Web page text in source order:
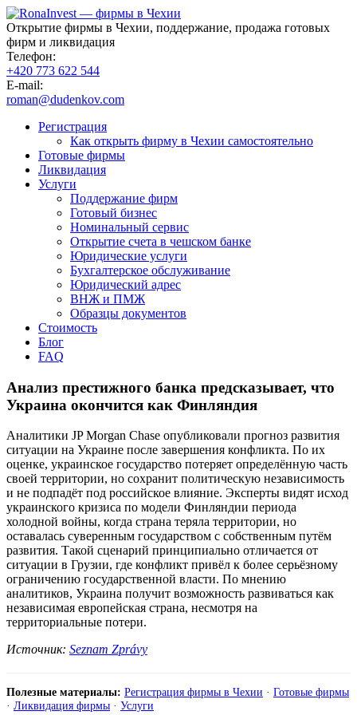
Открытие фирмы в Чехии, поддержание, продажа готовых
фирм и ликвидация
Телефон:
+420 773 622 544
E-mail:
roman@dudenkov.com
Регистрация
Как открыть фирму в Чехии самостоятельно
Готовые фирмы
Ликвидация
Услуги
Поддержание фирм
Готовый бизнес
Номинальный сервис
Открытие счета в чешском банке
Юридические услуги
Бухгалтерское обслуживание
Юридический адрес
ВНЖ и ПМЖ
Образцы документов
Стоимость
Блог
FAQ
Анализ престижного банка предсказывает, что
Украина окончится как Финляндия
Аналитики JP Morgan Chase опубликовали прогноз развития
ситуации на Украине после завершения конфликта. По их
оценке, украинское государство потеряет определённую часть
своей территории, но сохранит политическую независимость
и не подпадёт под российское влияние. Эксперты видят исход
украинского кризиса по модели Финляндии периода
холодной войны, когда страна теряла территории, но
оставалась суверенным государством с собственным путём
развития. Такой сценарий принципиально отличается от
ситуации в Грузии, где конфликт привёл к более серьёзному
ограничению государственной власти. По мнению
аналитиков, Украина получит возможность развиваться как
независимая европейская страна, несмотря на
территориальные потери.
Источник: Seznam Zprávy
Полезные материалы: Регистрация фирмы в Чехии · Готовые фирмы
· Ликвидация фирмы · Услуги